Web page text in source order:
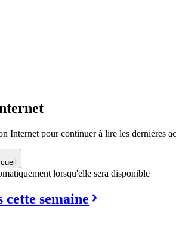
Internet pour continuer à lire les dernières
lorsqu'elle sera disponible
semaine